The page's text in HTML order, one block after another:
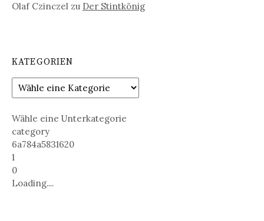
Olaf Czinczel zu Der Stintkönig
KATEGORIEN
Wähle eine Unterkategorie
category
6a784a5831620
1
0
Loading....